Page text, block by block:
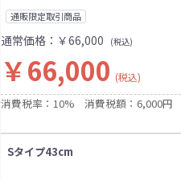
通販限定取引商品
通常価格： ￥66,000 (税込)
￥66,000 (税込)
消費税率：10% 消費税額：6,000円
Sタイプ43cm